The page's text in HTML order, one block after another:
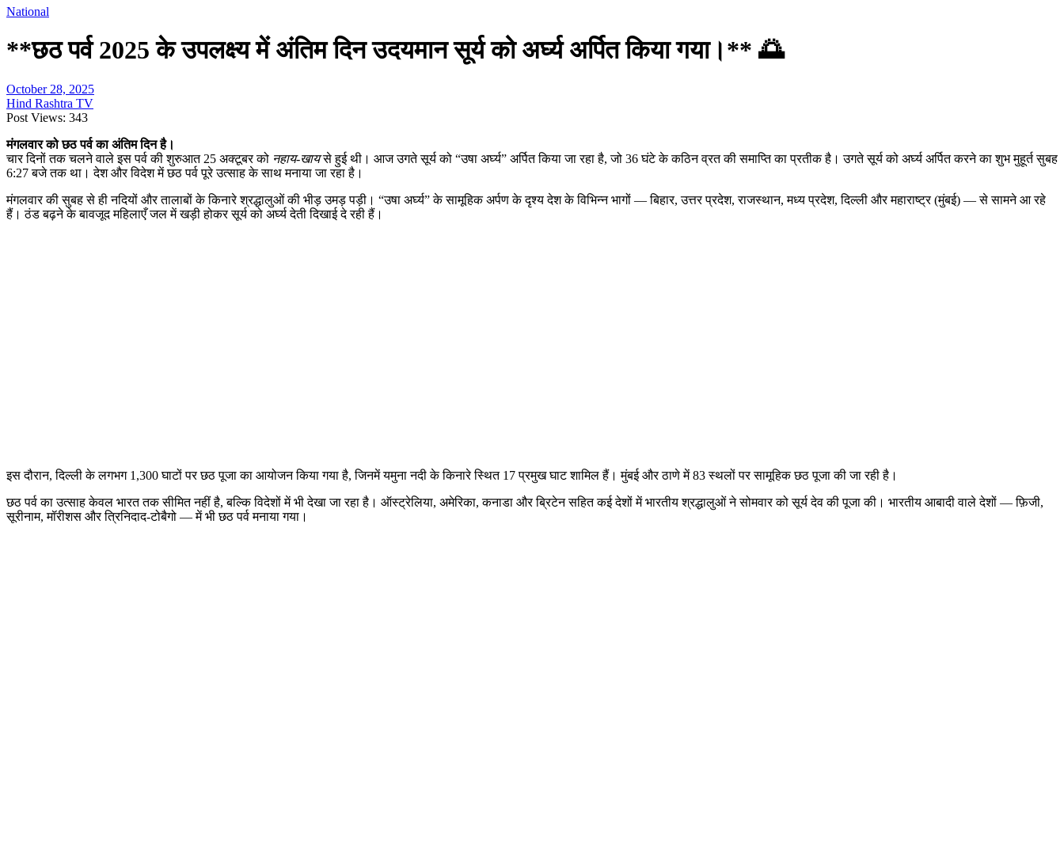
National
**छठ पर्व 2025 के उपलक्ष्य में अंतिम दिन उदयमान सूर्य को अर्घ्य अर्पित किया गया।** 🌅
October 28, 2025
Hind Rashtra TV
Post Views: 343
मंगलवार को छठ पर्व का अंतिम दिन है।
चार दिनों तक चलने वाले इस पर्व की शुरुआत 25 अक्टूबर को नहाय-खायसे हुई थी। आज उगते सूर्य को “उषा अर्घ्य” अर्पित किया जा रहा है, जो 36 घंटे के कठिन व्रत की समाप्ति का प्रतीक है। उगते सूर्य को अर्घ्य अर्पित करने का शुभ मुहूर्त सुबह
6:27 बजे तक था। देश और विदेश में छठ पर्व पूरे उत्साह के साथ मनाया जा रहा है।
मंगलवार की सुबह से ही नदियों और तालाबों के किनारे श्रद्धालुओं की भीड़ उमड़ पड़ी। “उषा अर्घ्य” के सामूहिक अर्पण के दृश्य देश के विभिन्न भागों — बिहार, उत्तर प्रदेश, राजस्थान, मध्य प्रदेश, दिल्ली और महाराष्ट्र (मुंबई) — से सामने आ रहे
हैं। ठंड बढ़ने के बावजूद महिलाएँ जल में खड़ी होकर सूर्य को अर्घ्य देती दिखाई दे रही हैं।
इस दौरान, दिल्ली के लगभग 1,300 घाटों पर छठ पूजा का आयोजन किया गया है, जिनमें यमुना नदी के किनारे स्थित 17 प्रमुख घाट शामिल हैं। मुंबई और ठाणे में 83 स्थलों पर सामूहिक छठ पूजा की जा रही है।
छठ पर्व का उत्साह केवल भारत तक सीमित नहीं है, बल्कि विदेशों में भी देखा जा रहा है। ऑस्ट्रेलिया, अमेरिका, कनाडा और ब्रिटेन सहित कई देशों में भारतीय श्रद्धालुओं ने सोमवार को सूर्य देव की पूजा की। भारतीय आबादी वाले देशों — फ़िजी,
सूरीनाम, मॉरीशस और त्रिनिदाद-टोबैगो — में भी छठ पर्व मनाया गया।